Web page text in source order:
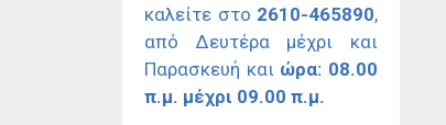
καλείτε στο 2610-465890,
από Δευτέρα μέχρι και
Παρασκευή και ώρα: 08.00
π.μ. μέχρι 09.00 π.μ.